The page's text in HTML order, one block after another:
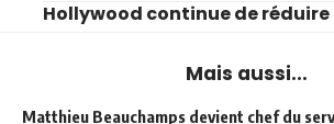
Hollywood continue de
Mais aussi...
Matthieu Beauchamps devient chef du